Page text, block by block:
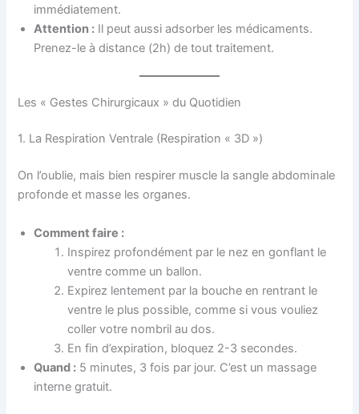
immédiatement.
Attention : Il peut aussi adsorber les médicaments.
Prenez-le à distance (2h) de tout traitement.
Les « Gestes Chirurgicaux » du Quotidien
1. La Respiration Ventrale (Respiration « 3D »)
On l’oublie, mais bien respirer muscle la sangle abdominale
profonde et masse les organes.
Comment faire :
Inspirez profondément par le nez en gonflant le
ventre comme un ballon.
Expirez lentement par la bouche en rentrant le
ventre le plus possible, comme si vous vouliez
coller votre nombril au dos.
En fin d’expiration, bloquez 2-3 secondes.
Quand : 5 minutes, 3 fois par jour. C’est un massage
interne gratuit.